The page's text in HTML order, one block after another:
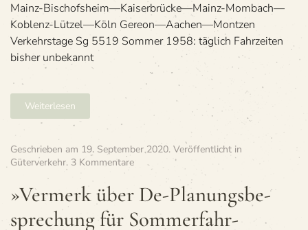
Mainz-Bischofsheim—Kaiserbrücke—Mainz-Mombach—
Koblenz-Lützel—Köln Gereon—Aachen—Montzen
Verkehrstage Sg 5519 Sommer 1958: täglich Fahrzeiten
bisher unbekannt
Weiterlesen
Geschrieben am 19. September 2020. Veröffentlicht in
Güterverkehr. 3 Kommentarezu
merk
über
De-
Pla­
»Ver­merk über De-Pla­nungs­be­
spre­chung für Som­mer­fahr­